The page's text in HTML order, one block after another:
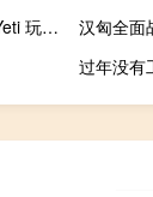
车评头条：试驾斯柯达Yeti 玩转山野的个性化SUV
过年没有